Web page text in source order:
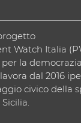
Watch Italia
la democrazia
dal 2016
civico della